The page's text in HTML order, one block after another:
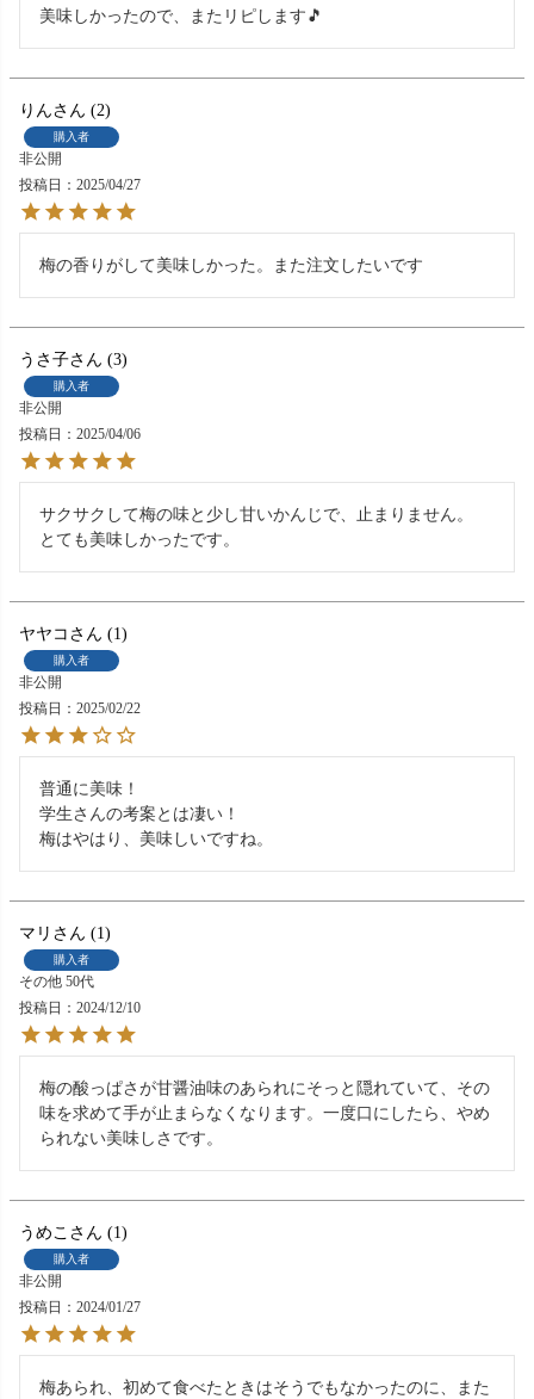
美味しかったので、またリピします🎵
りん 2
購入者
非公開
投稿日
2025/04/27
梅の香りがして美味しかった。また注文したいです
うさ子 3
購入者
非公開
投稿日
2025/04/06
サクサクして梅の味と少し甘いかんじで、止まりません。
とても美味しかったです。
ヤヤコ 1
購入者
非公開
投稿日
2025/02/22
普通に美味！
学生さんの考案とは凄い！
梅はやはり、美味しいですね。
マリ 1
購入者
その他 50代
投稿日
2024/12/10
梅の酸っぱさが甘醤油味のあられにそっと隠れていて、その
味を求めて手が止まらなくなります。一度口にしたら、やめ
られない美味しさです。
うめこ 1
購入者
非公開
投稿日
2024/01/27
梅あられ、初めて食べたときはそうでもなかったのに、また